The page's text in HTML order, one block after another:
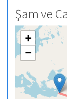
Şam ve
+
−